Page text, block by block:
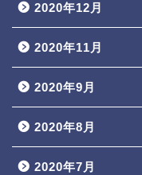
2020年12月
2020年11月
2020年9月
2020年8月
2020年7月